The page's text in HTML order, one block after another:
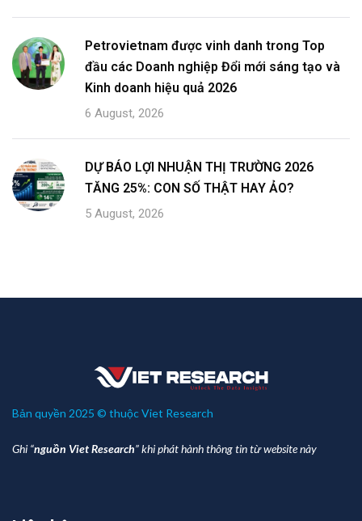
Petrovietnam được vinh danh trong Top
đầu các Doanh nghiệp Đổi mới sáng tạo và
Kinh doanh hiệu quả 2026
6 August, 2026
DỰ BÁO LỢI NHUẬN THỊ TRƯỜNG 2026
TĂNG 25%: CON SỐ THẬT HAY ẢO?
5 August, 2026
Bản quyền 2025 © thuộc Viet Research
Ghi “nguồn Viet Research” khi phát hành thông tin từ website này